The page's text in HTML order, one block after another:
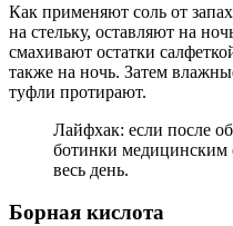
Как применяют соль от
на стельку, оставляют на
смахивают остатки
также на ночь. Затем
туфли протирают.
Лайфхак: если после
ботинки медицинским
весь день.
Борная кислота